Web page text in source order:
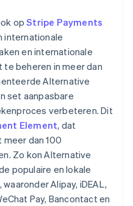
opStripe Payments
internationale
en internationale
beheren in meer dan
Alternative
set aanpasbare
verbeteren. Dit
Element, dat
dan 100
Zo kon Alternative
populaire en lokale
Alipay, iDEAL,
Pay, Bancontact en